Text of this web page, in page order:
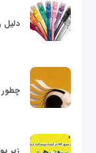
دلیل
چطور